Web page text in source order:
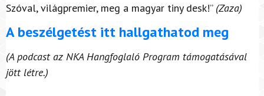
Szóval, világpremier, meg a magyar tiny desk!” (Zaza)
A beszélgetést itt hallgathatod meg
(A podcast az NKA Hangfoglaló Program támogatásával
jött létre.)